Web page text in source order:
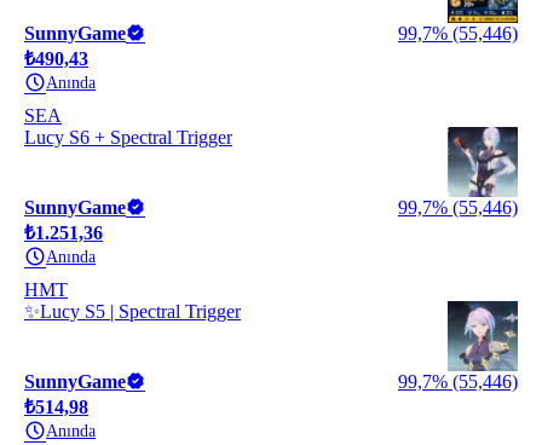
SunnyGame
99,7% (55,446)
₺490,43
Anında
SEA
Lucy S6 + Spectral Trigger
SunnyGame
99,7% (55,446)
₺1.251,36
Anında
HMT
✨Lucy S5 | Spectral Trigger
SunnyGame
99,7% (55,446)
₺514,98
Anında